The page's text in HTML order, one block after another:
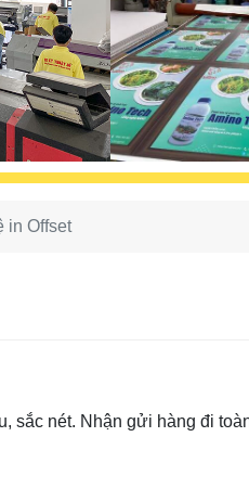
in Offset
sắc nét. Nhận gửi hàng đi